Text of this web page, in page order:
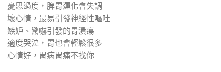
憂思過度，脾胃運化會失調
壞心情，最易引發神經性嘔吐
嫉妒、驚嚇引發的胃潰瘍
適度哭泣，胃也會輕鬆很多
心情好，胃病胃痛不找你